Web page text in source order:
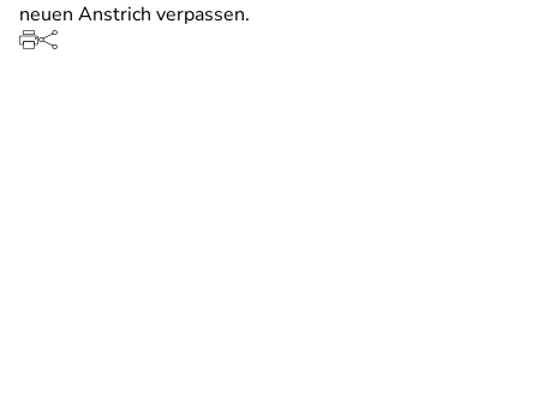
neuen Anstrich verpassen.